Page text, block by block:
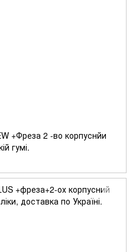
+Фреза 2 -во корпуснйи
гумі.